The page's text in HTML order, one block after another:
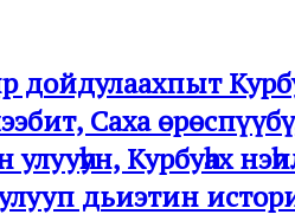
Саха
Курбуһах
дьиэтин